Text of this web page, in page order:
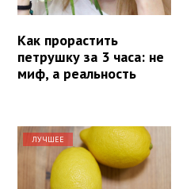
Как прорастить
петрушку за 3 часа: не
миф, а реальность
ЛУЧШЕЕ